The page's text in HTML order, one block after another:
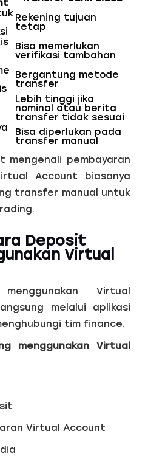
Rekening tujuan
tetap
Bisa memerlukan
verifikasi tambahan
Bergantung metode
transfer
Lebih tinggi jika
nominal atau berita
transfer tidak sesuai
Bisa diperlukan pada
transfer manual
mengenali pembayaran
Account biasanya
transfer manual untuk
Deposit
Virtual
Virtual
melalui aplikasi
tim finance.
menggunakan Virtual
Virtual Account